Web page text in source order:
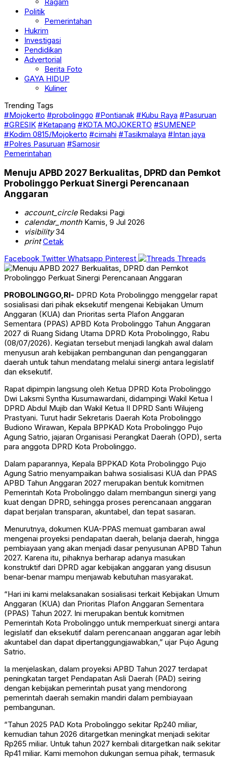
Politik
Pemerintahan
Hukrim
Investigasi
Pendidikan
Advertorial
Berita Foto
GAYA HIDUP
Kuliner
Trending Tags
#Mojokerto #probolinggo #Pontianak #Kubu Raya #Pasuruan
#GRESIK #Ketapang #KOTA MOJOKERTO #SUMENEP
#Kodim 0815/Mojokerto #cimahi #Tasikmalaya #Intan jaya
#Polres Pasuruan #Samosir
Pemerintahan
Menuju APBD 2027 Berkualitas, DPRD dan Pemkot
Probolinggo Perkuat Sinergi Perencanaan
Anggaran
account_circleRedaksi Pagi
calendar_monthKamis, 9 Jul 2026
visibility34
print Cetak
Facebook Twitter Whatsapp Pinterest Threads
PROBOLINGGO,RI- DPRD Kota Probolinggo menggelar rapat
sosialisasi dari pihak eksekutif mengenai Kebijakan Umum
Anggaran (KUA) dan Prioritas serta Plafon Anggaran
Sementara (PPAS) APBD Kota Probolinggo Tahun Anggaran
2027 di Ruang Sidang Utama DPRD Kota Probolinggo, Rabu
(08/07/2026). Kegiatan tersebut menjadi langkah awal dalam
menyusun arah kebijakan pembangunan dan penganggaran
daerah untuk tahun mendatang melalui sinergi antara legislatif
dan eksekutif.
Rapat dipimpin langsung oleh Ketua DPRD Kota Probolinggo
Dwi Laksmi Syntha Kusumawardani, didampingi Wakil Ketua I
DPRD Abdul Mujib dan Wakil Ketua II DPRD Santi Wilujeng
Prastyani. Turut hadir Sekretaris Daerah Kota Probolinggo
Budiono Wirawan, Kepala BPPKAD Kota Probolinggo Pujo
Agung Satrio, jajaran Organisasi Perangkat Daerah (OPD), serta
para anggota DPRD Kota Probolinggo.
Dalam paparannya, Kepala BPPKAD Kota Probolinggo Pujo
Agung Satrio menyampaikan bahwa sosialisasi KUA dan PPAS
APBD Tahun Anggaran 2027 merupakan bentuk komitmen
Pemerintah Kota Probolinggo dalam membangun sinergi yang
kuat dengan DPRD, sehingga proses perencanaan anggaran
dapat berjalan transparan, akuntabel, dan tepat sasaran.
Menurutnya, dokumen KUA-PPAS memuat gambaran awal
mengenai proyeksi pendapatan daerah, belanja daerah, hingga
pembiayaan yang akan menjadi dasar penyusunan APBD Tahun
2027. Karena itu, pihaknya berharap adanya masukan
konstruktif dari DPRD agar kebijakan anggaran yang disusun
benar-benar mampu menjawab kebutuhan masyarakat.
“Hari ini kami melaksanakan sosialisasi terkait Kebijakan Umum
Anggaran (KUA) dan Prioritas Plafon Anggaran Sementara
(PPAS) Tahun 2027. Ini merupakan bentuk komitmen
Pemerintah Kota Probolinggo untuk memperkuat sinergi antara
legislatif dan eksekutif dalam perencanaan anggaran agar lebih
akuntabel dan dapat dipertanggungjawabkan,” ujar Pujo Agung
Satrio.
Ia menjelaskan, dalam proyeksi APBD Tahun 2027 terdapat
peningkatan target Pendapatan Asli Daerah (PAD) seiring
dengan kebijakan pemerintah pusat yang mendorong
pemerintah daerah semakin mandiri dalam pembiayaan
pembangunan.
“Tahun 2025 PAD Kota Probolinggo sekitar Rp240 miliar,
kemudian tahun 2026 ditargetkan meningkat menjadi sekitar
Rp265 miliar. Untuk tahun 2027 kembali ditargetkan naik sekitar
Rp41 miliar. Kami memohon dukungan semua pihak, termasuk